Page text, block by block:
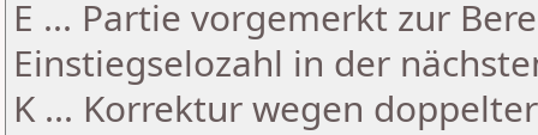
E ... Partie vorgemerkt zur
Einstiegselozahl in der
K ... Korrektur wegen